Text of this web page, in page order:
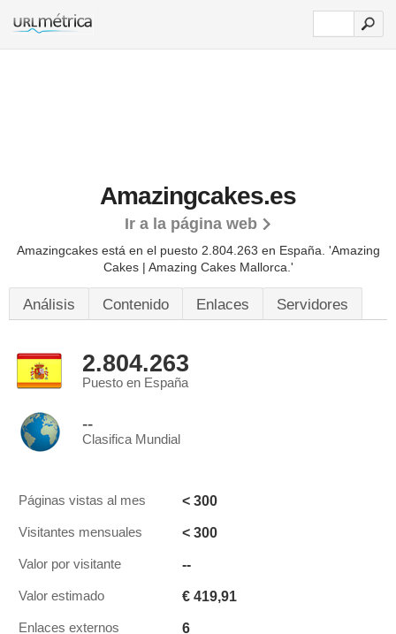
Amazingcakes.es
Ir a la página web
Amazingcakes está en el puesto 2.804.263 en España. 'Amazing
Cakes | Amazing Cakes Mallorca.'
Análisis Contenido Enlaces Servidores
2.804.263
Puesto en España
--
Clasifica Mundial
Páginas vistas al mes < 300
Visitantes mensuales < 300
Valor por visitante --
Valor estimado € 419,91
Enlaces externos 6